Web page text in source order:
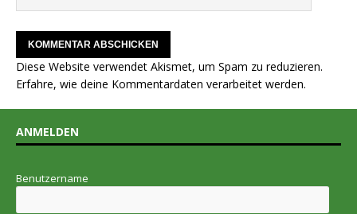
Diese Website verwendet Akismet, um Spam zu reduzieren.
Erfahre, wie deine Kommentardaten verarbeitet werden.
ANMELDEN
Benutzername